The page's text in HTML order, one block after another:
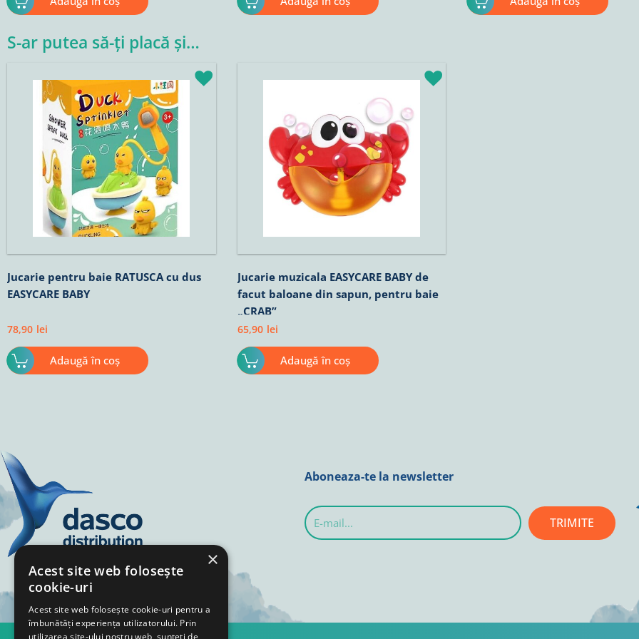
S-ar putea să-ți placă și…
Jucarie pentru baie RATUSCA cu dus
EASYCARE BABY
78,90 lei
Adaugă în coș
Jucarie muzicala EASYCARE BABY de
facut baloane din sapun, pentru baie
„CRAB”
65,90 lei
Adaugă în coș
Aboneaza-te la newsletter
E-
mail...
TRIMITE
×
Acest site web folosește
cookie-uri
Acest site web folosește cookie-uri pentru a
îmbunătăți experiența utilizatorului. Prin
utilizarea site-ului nostru web, sunteți de